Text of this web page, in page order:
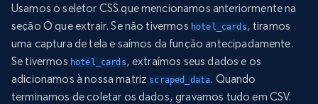
Usamos o seletor CSS que mencionamos anteriormente na
seção O que extrair. Se não tivermos hotel_cards , tiramos
uma captura de tela e saímos da função antecipadamente.
Se tivermos hotel_cards , extraímos seus dados e os
adicionamos à nossa matriz scraped_data. Quando
terminamos de coletar os dados, gravamos tudo em CSV.